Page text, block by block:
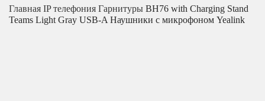
Главная IP телефония Гарнитуры BH76 with Charging Stand
Teams Light Gray USB-A Наушники с микрофоном Yealink